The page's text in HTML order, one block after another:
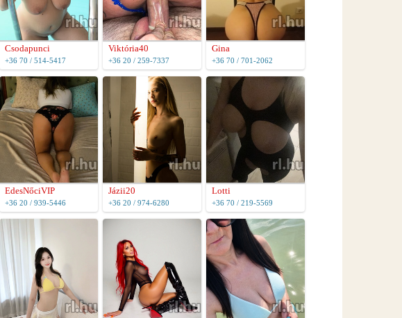
Csodapunci
+36 70 / 514-5417
Viktória40
+36 20 / 259-7337
Gina
+36 70 / 701-2062
EdesNőciVIP
+36 20 / 939-5446
Jázii20
+36 20 / 974-6280
Lotti
+36 70 / 219-5569